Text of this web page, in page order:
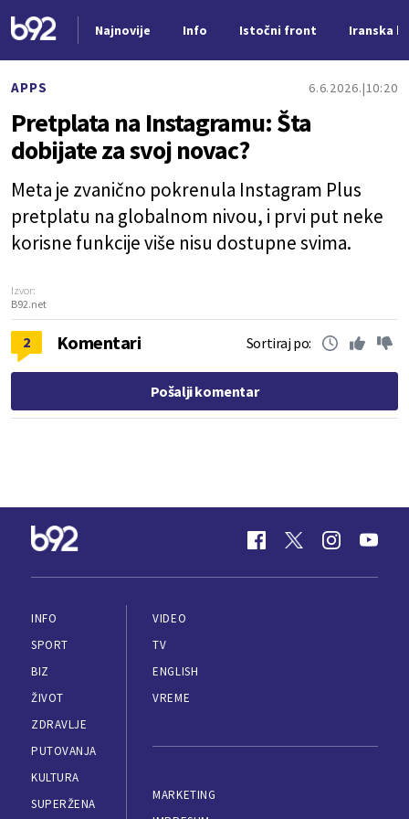
Najnovije Info Istočni front Iranska
APPS 6.6.2026. 10:20
Pretplata na Instagramu: Šta
dobijate za svoj novac?
Meta je zvanično pokrenula Instagram Plus
pretplatu na globalnom nivou, i prvi put neke
korisne funkcije više nisu dostupne svima.
Izvor:
B92.net
2 Komentari Sortiraj po:
Pošalji komentar
INFO
SPORT
BIZ
ŽIVOT
ZDRAVLJE
PUTOVANJA
KULTURA
SUPERŽENA
VIDEO
TV
ENGLISH
VREME
MARKETING